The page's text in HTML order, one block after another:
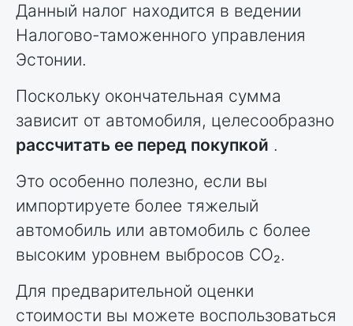
Данный налог находится в ведении
Налогово-таможенного управления
Эстонии.
Поскольку окончательная сумма
зависит от автомобиля, целесообразно
рассчитать ее перед покупкой .
Это особенно полезно, если вы
импортируете более тяжелый
автомобиль или автомобиль с более
высоким уровнем выбросов CO₂.
Для предварительной оценки
стоимости вы можете воспользоваться